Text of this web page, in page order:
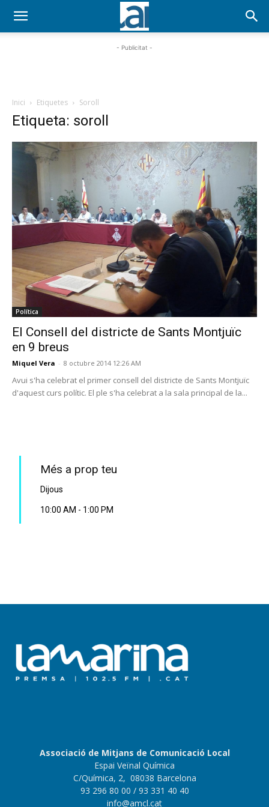
- Publicitat -
Inici Etiquetes Soroll
Etiqueta: soroll
Política
El Consell del districte de Sants Montjuïc
en 9 breus
Miquel Vera - 8 octubre 2014 12:26 AM
Avui s'ha celebrat el primer consell del districte de Sants Montjuïc
d'aquest curs polític. El ple s'ha celebrat a la sala principal de la...
Més a prop teu
Dijous
10:00 AM - 1:00 PM
Associació de Mitjans de Comunicació Local
Espai Veïnal Química
C/Química, 2, 08038 Barcelona
93 296 80 00 / 93 331 40 40
info@amcl.cat